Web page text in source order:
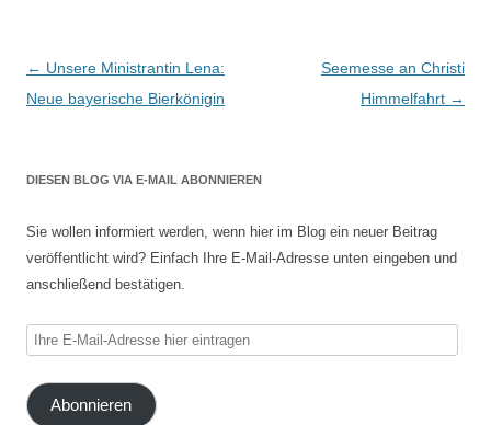
Beitragsnavigation
← Unsere Ministrantin Lena:
Neue bayerische Bierkönigin
Seemesse an Christi
Himmelfahrt →
DIESEN BLOG VIA E-MAIL ABONNIEREN
Sie wollen informiert werden, wenn hier im Blog ein neuer Beitrag
veröffentlicht wird? Einfach Ihre E-Mail-Adresse unten eingeben und
anschließend bestätigen.
Ihre
Mail-
Adresse
Abonnieren